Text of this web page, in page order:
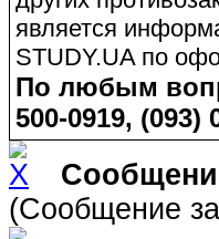
является
STUDY.UA по
По любым
500-0919, (093)
(Сообщение